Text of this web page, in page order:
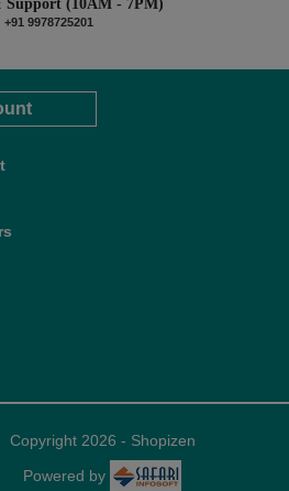
Support (10AM - 7PM)
9978725201
Copyright 2026 - Shopizen
Powered by